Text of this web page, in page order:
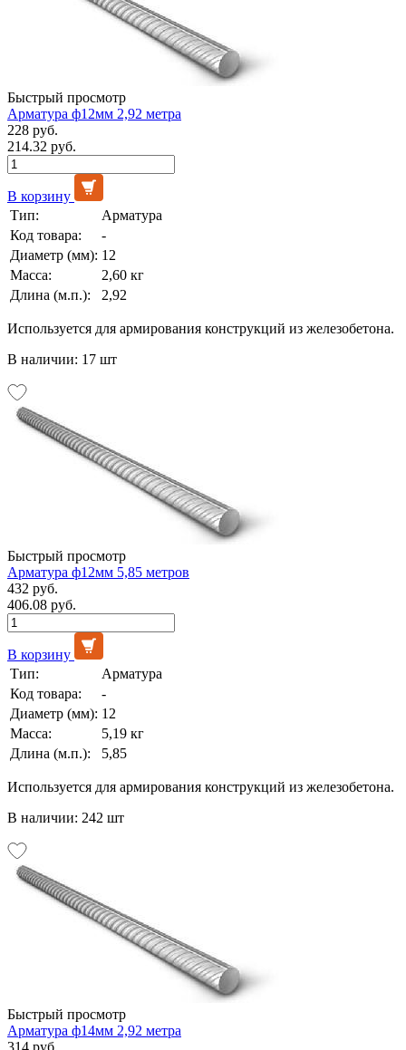
Быстрый просмотр
Арматура ф12мм 2,92 метра
228 руб.
214.32 руб.
В корзину
Тип:
Арматура
Код товара:
-
Диаметр (мм): 12
Масса:
2,60 кг
Длина (м.п.):
2,92
Используется для армирования конструкций из железобетона.
В наличии: 17 шт
Быстрый просмотр
Арматура ф12мм 5,85 метров
432 руб.
406.08 руб.
В корзину
Тип:
Арматура
Код товара:
-
Диаметр (мм): 12
Масса:
5,19 кг
Длина (м.п.):
5,85
Используется для армирования конструкций из железобетона.
В наличии: 242 шт
Быстрый просмотр
Арматура ф14мм 2,92 метра
314 руб.